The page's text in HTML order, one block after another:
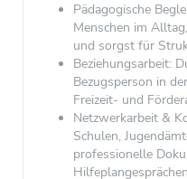
Pädagogische
Menschen im
und sorgst für
Beziehungsarbeit:
Bezugsperson in
Freizeit- und
Netzwerkarbeit &
Schulen,
professionelle